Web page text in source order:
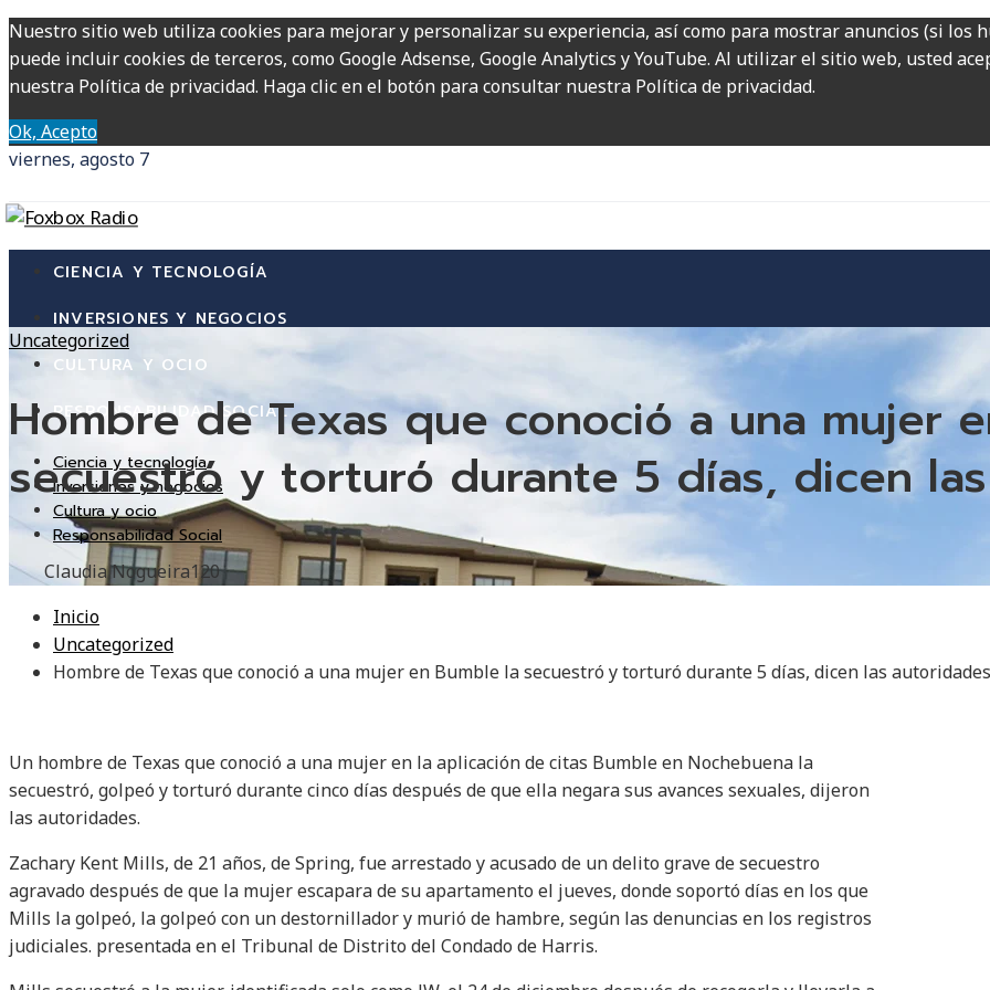
Nuestro sitio web utiliza cookies para mejorar y personalizar su experiencia, así como para mostrar anuncios (si los
puede incluir cookies de terceros, como Google Adsense, Google Analytics y YouTube. Al utilizar el sitio web, usted
nuestra Política de privacidad. Haga clic en el botón para consultar nuestra Política de privacidad.
Ok, Acepto
viernes, agosto 7
CIENCIA Y TECNOLOGÍA
INVERSIONES Y NEGOCIOS
CULTURA Y OCIO
RESPONSABILIDAD SOCIAL
Ciencia y tecnología
Inversiones y negocios
Cultura y ocio
Responsabilidad Social
Uncategorized
Hombre de Texas que conoció a una mujer
secuestró y torturó durante 5 días, dicen
Claudia Nogueira120
Inicio
Uncategorized
Hombre de Texas que conoció a una mujer en Bumble la secuestró y torturó durante 5 días, dicen las autoridades
Un hombre de Texas que conoció a una mujer en la aplicación de citas Bumble en Nochebuena la
secuestró, golpeó y torturó durante cinco días después de que ella negara sus avances sexuales, dijeron
las autoridades.
Zachary Kent Mills, de 21 años, de Spring, fue arrestado y acusado de un delito grave de secuestro
agravado después de que la mujer escapara de su apartamento el jueves, donde soportó días en los que
Mills la golpeó, la golpeó con un destornillador y murió de hambre, según las denuncias en los registros
judiciales. presentada en el Tribunal de Distrito del Condado de Harris.